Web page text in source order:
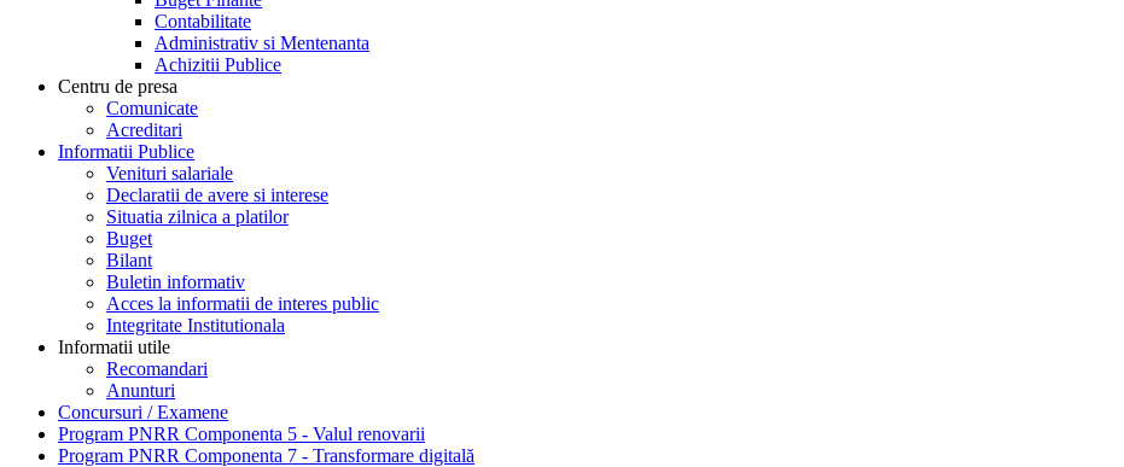
Contabilitate
Administrativ si Mentenanta
Achizitii Publice
Centru de presa
Comunicate
Acreditari
Informatii Publice
Venituri salariale
Declaratii de avere si interese
Situatia zilnica a platilor
Buget
Bilant
Buletin informativ
Acces la informatii de interes public
Integritate Institutionala
Informatii utile
Recomandari
Anunturi
Concursuri / Examene
Program PNRR Componenta 5 - Valul renovarii
Program PNRR Componenta 7 - Transformare digitală